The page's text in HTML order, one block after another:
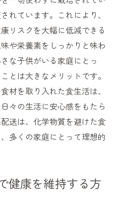
で保証された産地
を保つ工夫
距離を縮めるシステム
オーガニック基準
るための取り組み
にオーガニック食材がド
のスムーズな流れ
の新鮮さを保つ秘訣
わえる本物の味
れています。これにより、
リスクを大幅に低減できる
や栄養素をしっかりと味わ
な子供がいる家庭にとっ
とは大きなメリットです。
材を取り入れた食生活は、
々の生活に安心感をもたら
送は、化学物質を避けた食
多くの家庭にとって理想的
健康を維持する方